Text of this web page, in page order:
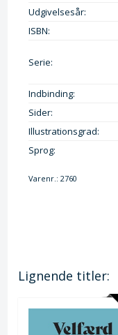
Udgivelsesår:
ISBN:
Serie:
Indbinding:
Sider:
Illustrationsgrad:
Sprog:
Varenr.:2760
Lignende titler: